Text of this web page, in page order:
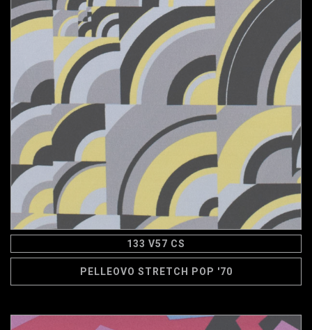
133 V57 CS
PELLEOVO STRETCH POP '70